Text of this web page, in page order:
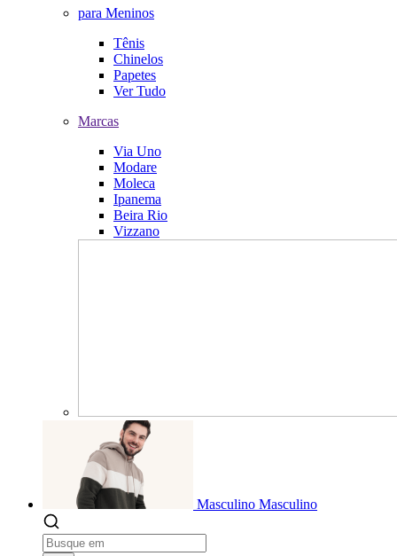
para Meninos
Tênis
Chinelos
Papetes
Ver Tudo
Marcas
Via Uno
Modare
Moleca
Ipanema
Beira Rio
Vizzano
Masculino Masculino